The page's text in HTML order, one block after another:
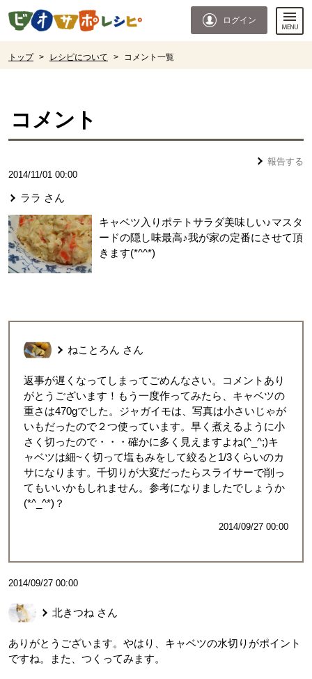
ページの先頭です。
ログイン
トップ > レシピについて > コメント一覧
コメント
報告する
2014/11/01 00:00
ララ さん
キャベツ入りポテトサラダ美味しい♪マスタ
ードの隠し味最高♪我が家の定番にさせて頂
きます(*^^*)
ねことろん さん
返事が遅くなってしまってごめんなさい。コメントあり
がとうございます！もう一度作ってみたら、キャベツの
重さは470gでした。ジャガイモは、写真は小さいじゃが
いもだったので２つ使っています。早く煮えるように小
さく切ったので・・・確かに多く見えますよね(^_^;)キ
ャベツは細~く切って塩もみをして絞ると1/3くらいのカ
サになります。千切りが大変だったらスライサーで削っ
てもいいかもしれません。参考になりましたでしょうか
(*^_^*)？
2014/09/27 00:00
2014/09/27 00:00
北きつね さん
ありがとうございます。やはり、キャベツの水切りがポイント
ですね。また、つくってみます。